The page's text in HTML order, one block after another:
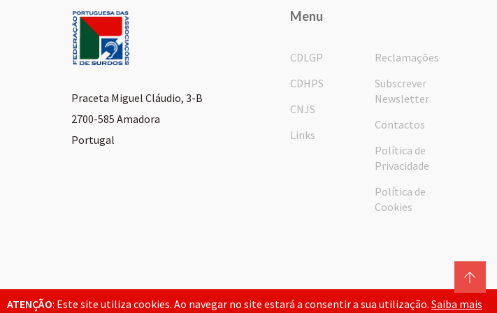
ATENÇÃO: Este site utiliza cookies. Ao navegar no site estará a consentir a sua utilização. Saiba mais
Praceta Miguel Cláudio, 3-B
2700-585 Amadora
Portugal
Menu
CDLGP
CDHPS
CNJS
Links
Reclamações
Subscrever
Newsletter
Contactos
Política de
Privacidade
Política de
Cookies
© 2026 FPAS. Todos os direitos reservados.